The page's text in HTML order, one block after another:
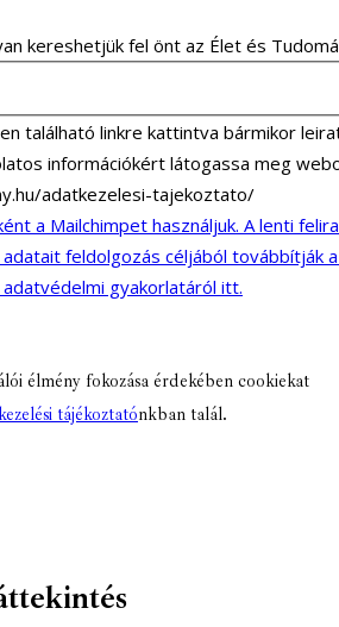
kereshetjük fel önt az Élet és
található linkre kattintva bármikor
információkért látogassa meg
adatkezelesi-tajekoztato/
a Mailchimpet használjuk. A lenti
feldolgozás céljából továbbítják
gyakorlatáról itt.
élmény fokozása érdekében cookiekat
tájékoztatónkban talál.